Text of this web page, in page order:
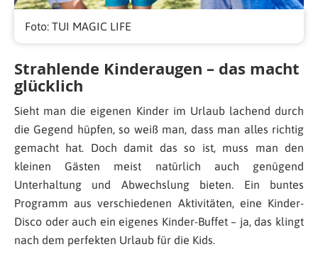
Foto: TUI MAGIC LIFE
Strahlende Kinderaugen – das macht
glücklich
Sieht man die eigenen Kinder im Urlaub lachend durch
die Gegend hüpfen, so weiß man, dass man alles richtig
gemacht hat. Doch damit das so ist, muss man den
kleinen Gästen meist natürlich auch genügend
Unterhaltung und Abwechslung bieten. Ein buntes
Programm aus verschiedenen Aktivitäten, eine Kinder-
Disco oder auch ein eigenes Kinder-Buffet – ja, das klingt
nach dem perfekten Urlaub für die Kids.